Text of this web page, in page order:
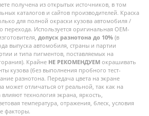
получена из открытых источников, в том
каталогов и сайтов производителей. Краска
для полной окраски кузова автомобиля /
перехода. Используется оригинальная OEM-
допуск разнотона до 10% (в
выпуска автомобиля, страны и партии
и типа пигментов, поставляемых на
Крайне НЕ РЕКОМЕНДУЕМ окрашивать
кузова (без выполнения пробного тест-
разнотона. Передача цвета на экране
может отличаться от реальной, так как на
влияют технология экрана, яркость,
температура, отражения, блеск, условия
факторы.